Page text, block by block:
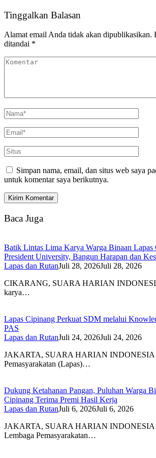
Tinggalkan Balasan
Alamat email Anda tidak akan dipublikasikan.
ditandai *
Simpan nama, email, dan situs web saya
untuk komentar saya berikutnya.
Baca Juga
Batik Lintas Lima Karya Warga Binaan Lapas
President University, Bangun Harapan dan
Lapas dan RutanJuli 28, 2026Juli 28, 2026
CIKARANG, SUARA HARIAN
karya…
Lapas Cipinang Perkuat SDM melalui
PAS
Lapas dan RutanJuli 24, 2026Juli 24, 2026
JAKARTA, SUARA HARIAN INDONESIA
Pemasyarakatan (Lapas)…
Dukung Ketahanan Pangan, Puluhan Warga
Cipinang Terima Premi Hasil Kerja
Lapas dan RutanJuli 6, 2026Juli 6, 2026
JAKARTA, SUARA HARIAN INDONESIA
Lembaga Pemasyarakatan…